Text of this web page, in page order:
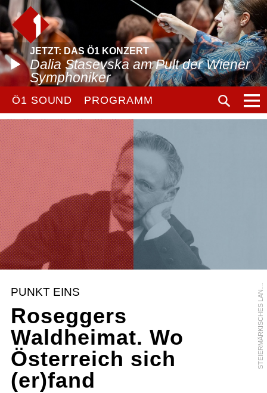
JETZT: DAS Ö1 KONZERT
Dalia Stasevska am Pult der Wiener
Symphoniker
Ö1 SOUND PROGRAMM
S
T
E
I
E
R
M
Ä
R
K
I
S
C
H
E
S
L
A
N
D
E
S
A
R
C
H
I
V
/
O
R
F
PUNKT EINS
Roseggers
Waldheimat. Wo
Österreich sich
(er)fand